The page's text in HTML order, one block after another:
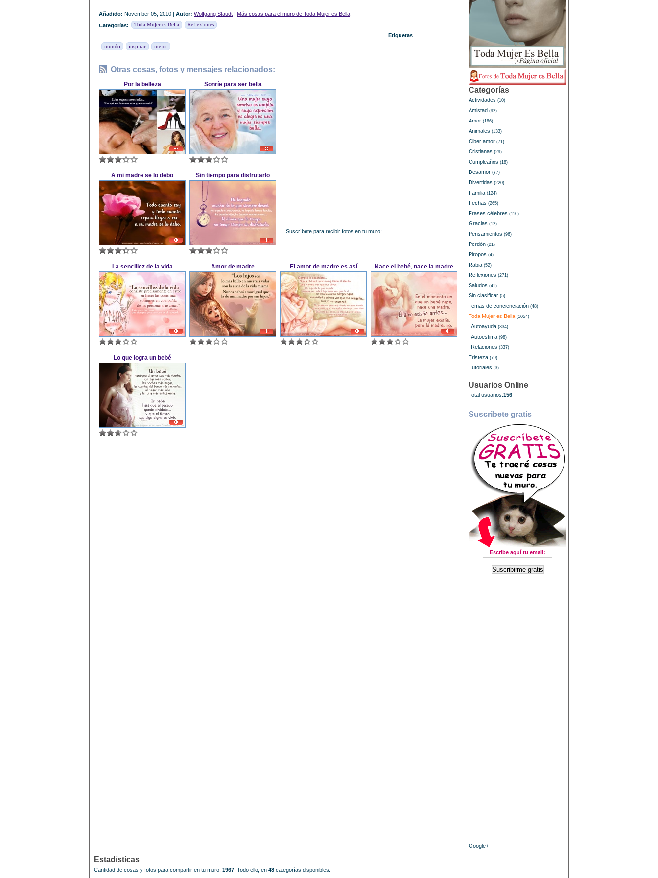
Añadido: November 05, 2010 | Autor: Wolfgang Staudt | Más cosas para el muro de Toda Mujer es Bella
Categorías:
Toda Mujer es Bella
Reflexiones
Etiquetas
mundo
inspirar mejor
Otras cosas, fotos y mensajes relacionados:
Suscríbete para recibir fotos en tu muro:
Por la belleza Sonríe para ser bella
A mi madre se lo debo Sin tiempo para disfrutarlo
La sencillez de la vida Amor de madre El amor de madre es así Nace el bebé, nace la madre
Lo que logra un bebé
Categorías
Actividades (10)
Amistad (92)
Amor (186)
Animales (133)
Ciber amor (71)
Cristianas (29)
Cumpleaños (18)
Desamor (77)
Divertidas (220)
Familia (124)
Fechas (265)
Frases célebres (110)
Gracias (12)
Pensamientos (96)
Perdón (21)
Piropos (4)
Rabia (52)
Reflexiones (271)
Saludos (41)
Sin clasificar (5)
Temas de concienciación (48)
Toda Mujer es Bella (1054)
Autoayuda (334)
Autoestima (98)
Relaciones (337)
Tristeza (79)
Tutoriales (3)
Usuarios Online
Total usuarios:156
Suscribete gratis
Escribe aquí tu email:
Google+
Estadísticas
Cantidad de cosas y fotos para compartir en tu muro: 1967 Todo ello, en 48 categorías disponibles: